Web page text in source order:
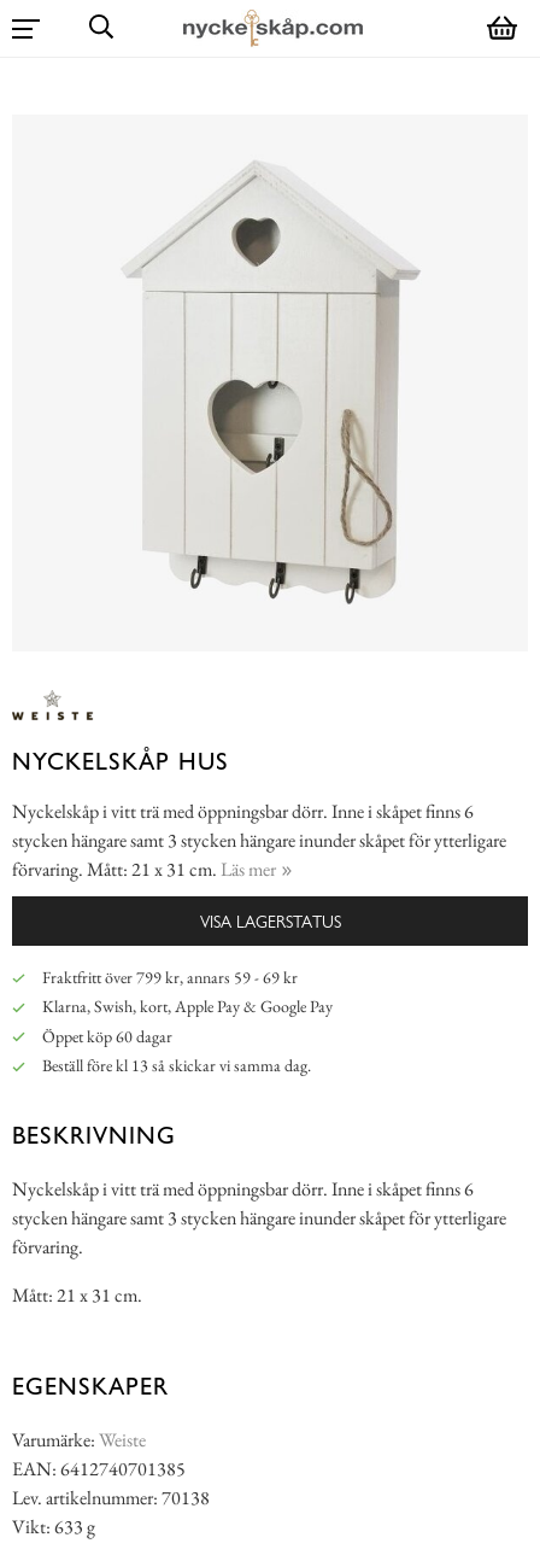
NYCKELSKÅP HUS
Nyckelskåp i vitt trä med öppningsbar dörr. Inne i skåpet finns 6
stycken hängare samt 3 stycken hängare inunder skåpet för ytterligare
förvaring. Mått: 21 x 31 cm. Läs mer
VISA LAGERSTATUS
Fraktfritt över 799 kr, annars 59 - 69 kr
Klarna, Swish, kort, Apple Pay & Google Pay
Öppet köp 60 dagar
Beställ före kl 13 så skickar vi samma dag.
BESKRIVNING
Nyckelskåp i vitt trä med öppningsbar dörr. Inne i skåpet finns 6
stycken hängare samt 3 stycken hängare inunder skåpet för ytterligare
förvaring.
Mått: 21 x 31 cm.
EGENSKAPER
Varumärke:Weiste
EAN: 6412740701385
Lev. artikelnummer: 70138
Vikt: 633 g